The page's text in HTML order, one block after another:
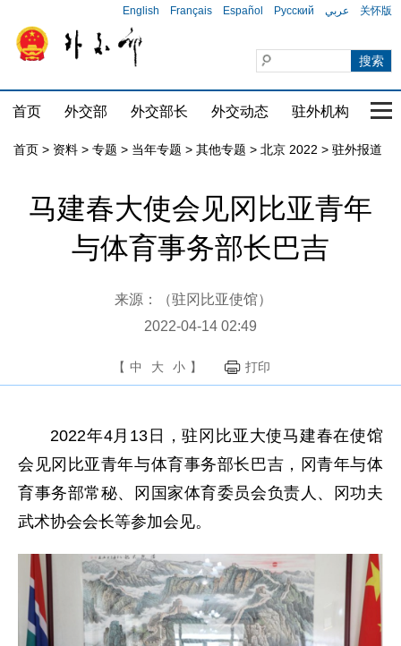
English Français Español Русский عربي 关怀版
首页 外交部 外交部长 外交动态 驻外机构 国
首页 > 资料 > 专题 > 当年专题 > 其他专题 > 北京 2022 > 驻外报道
马建春大使会见冈比亚青年
与体育事务部长巴吉
来源：（驻冈比亚使馆）
2022-04-14 02:49
【 中 大 小 】 打印
2022年4月13日，驻冈比亚大使马建春在使馆
会见冈比亚青年与体育事务部长巴吉，冈青年与体
育事务部常秘、冈国家体育委员会负责人、冈功夫
武术协会会长等参加会见。